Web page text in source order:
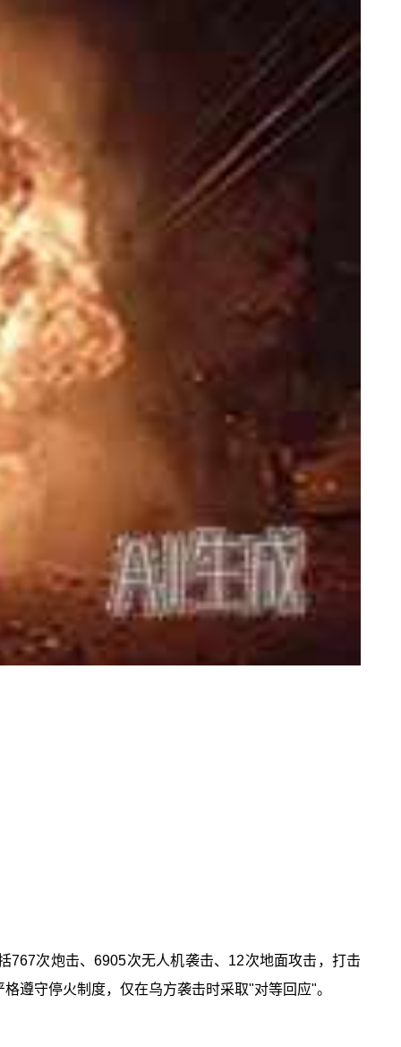
767次炮击、6905次无人机袭击、12次地面攻击，打击
遵守停火制度，仅在乌方袭击时采取"对等回应"。